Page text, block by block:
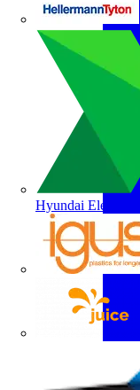
Hyundai Electric